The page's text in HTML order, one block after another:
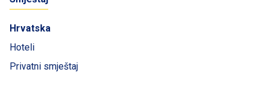
Hrvatska
Hoteli
Privatni smještaj